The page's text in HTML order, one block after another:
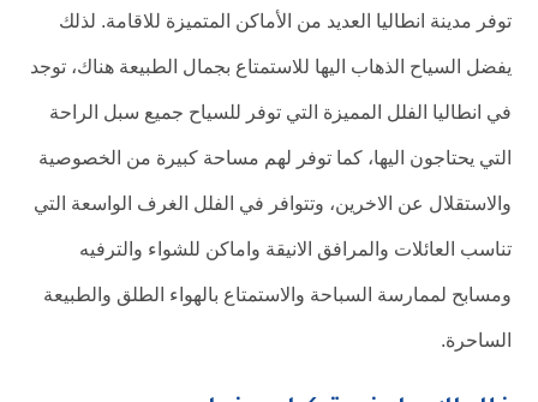
توفر مدينة انطاليا العديد من الأماكن المتميزة للاقامة. لذلك
يفضل السياح الذهاب اليها للاستمتاع بجمال الطبيعة هناك، توجد
في انطاليا الفلل المميزة التي توفر للسياح جميع سبل الراحة
التي يحتاجون اليها، كما توفر لهم مساحة كبيرة من الخصوصية
والاستقلال عن الاخرين، وتتوافر في الفلل الغرف الواسعة التي
تناسب العائلات والمرافق الانيقة واماكن للشواء والترفيه
ومسابح لممارسة السباحة والاستمتاع بالهواء الطلق والطبيعة
الساحرة.